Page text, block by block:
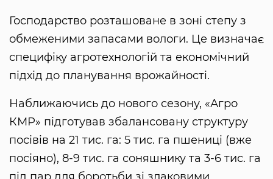
Господарство розташоване в зоні степу з
обмеженими запасами вологи. Це визначає
специфіку агротехнологій та економічний
підхід до планування врожайності.
Наближаючись до нового сезону, «Агро
КМР» підготував збалансовану структуру
посівів на 21 тис. га: 5 тис. га пшениці (вже
посіяно), 8-9 тис. га соняшнику та 3-6 тис. га